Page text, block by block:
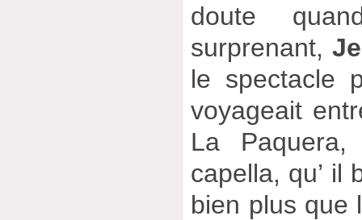
doute
surprenant,
le spectacle
voyageait
La
capella, qu’ il
bien plus que